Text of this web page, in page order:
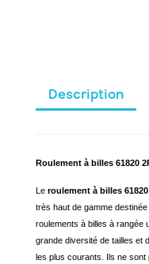
Description
Roulement à billes 61820
Le roulement à billes 61820
très haut de gamme
roulements à billes à rangée
grande diversité de tailles et
les plus courants. Ils ne